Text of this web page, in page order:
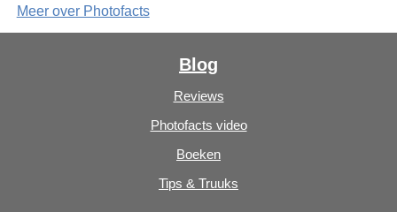
Meer over Photofacts
Blog
Reviews
Photofacts video
Boeken
Tips & Truuks